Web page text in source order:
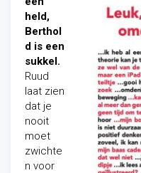
held,
Berthol
d is een
sukkel.
Ruud
laat zien
dat je
nooit
moet
zwichte
n voor